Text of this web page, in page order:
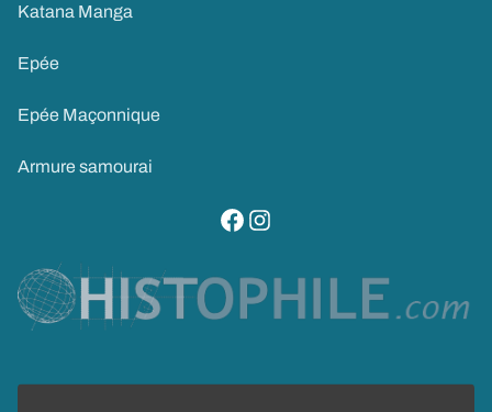
Katana Manga
Epée
Epée Maçonnique
Armure samourai
visitez notre page facebook
suivez notre compte instagram